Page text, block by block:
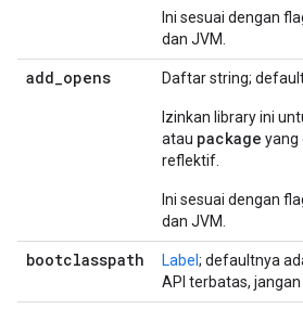
Ini sesuai dengan
dan JVM.
add_opens Daftar string;
Izinkan library ini
atau package yang
reflektif.
Ini sesuai dengan
dan JVM.
bootclasspath Label ; defaultnya
API terbatas,